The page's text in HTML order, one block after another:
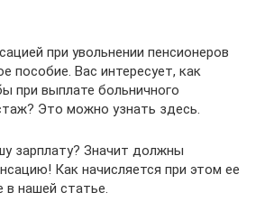
при увольнении пенсионеров
пособие. Вас интересует, как
при выплате больничного
Это можно узнать здесь.
зарплату? Значит должны
Как начисляется при этом ее
в нашей статье.